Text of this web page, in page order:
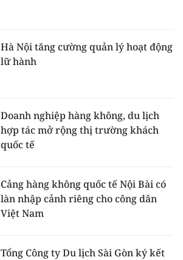
Hà Nội tăng cường quản lý hoạt động
lữ hành
Doanh nghiệp hàng không, du lịch
hợp tác mở rộng thị trường khách
quốc tế
Cảng hàng không quốc tế Nội Bài có
làn nhập cảnh riêng cho công dân
Việt Nam
Tổng Công ty Du lịch Sài Gòn ký kết